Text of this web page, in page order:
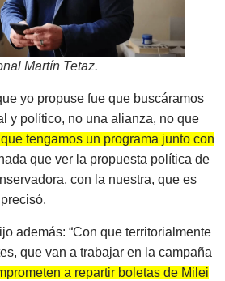
Martín Tetaz.
yo propuse fue que buscáramos
y político, no una alianza, no que
tengamos un programa junto con
que ver la propuesta política de
con la nuestra, que es
además: “Con que territorialmente
que van a trabajar en la campaña
a repartir boletas de Milei